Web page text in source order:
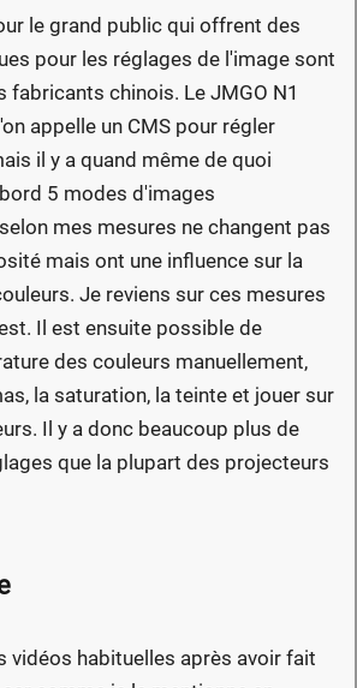
le grand public qui offrent des
pour les réglages de l'image sont
fabricants chinois. Le JMGO N1
appelle un CMS pour régler
il y a quand même de quoi
5 modes d'images
mes mesures ne changent pas
mais ont une influence sur la
Je reviens sur ces mesures
Il est ensuite possible de
des couleurs manuellement,
la saturation, la teinte et jouer sur
Il y a donc beaucoup plus de
que la plupart des projecteurs
vidéos habituelles après avoir fait